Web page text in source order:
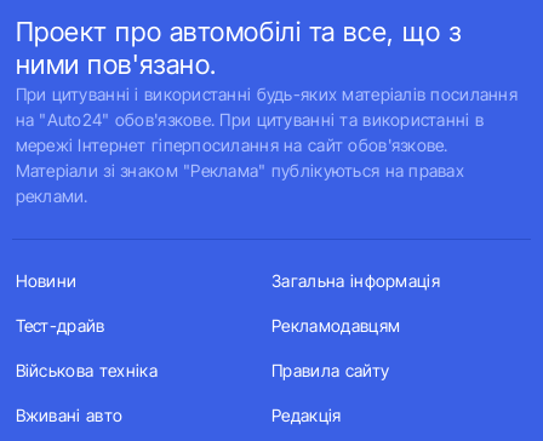
Проект про автомобілі та все, що з
ними пов'язано.
При цитуванні і використанні будь-яких матеріалів посилання
на "Auto24" обов'язкове. При цитуванні та використанні в
мережі Інтернет гіперпосилання на сайт обов'язкове.
Матеріали зі знаком "Реклама" публікуються на правах
реклами.
Новини
Тест-драйв
Військова техніка
Вживані авто
Загальна інформація
Рекламодавцям
Правила сайту
Редакція